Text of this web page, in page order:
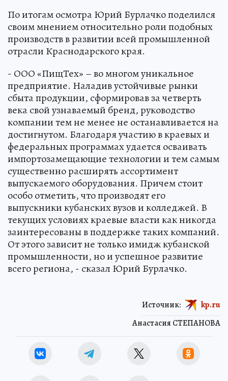
По итогам осмотра Юрий Бурлачко поделился
своим мнением относительно роли подобных
производств в развитии всей промышленной
отрасли Краснодарского края.
- ООО «ПищТех» – во многом уникальное
предприятие. Наладив устойчивые рынки
сбыта продукции, сформировав за четверть
века свой узнаваемый бренд, руководство
компании тем не менее не останавливается на
достигнутом. Благодаря участию в краевых и
федеральных программах удается осваивать
импортозамещающие технологии и тем самым
существенно расширять ассортимент
выпускаемого оборудования. Причем стоит
особо отметить, что производят его
выпускники кубанских вузов и колледжей. В
текущих условиях краевые власти как никогда
заинтересованы в поддержке таких компаний.
От этого зависит не только имидж кубанской
промышленности, но и успешное развитие
всего региона, - сказал Юрий Бурлачко.
Анастасия СТЕПАНОВА
Источник: kp.ru